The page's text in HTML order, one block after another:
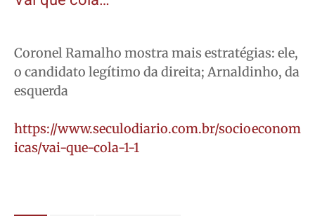
Coronel Ramalho mostra mais estratégias: ele,
o candidato legítimo da direita; Arnaldinho, da
esquerda
https://www.seculodiario.com.br/socioeconom
icas/vai-que-cola-1-1